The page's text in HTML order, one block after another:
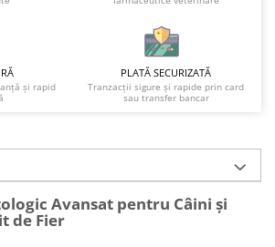
și rapid
PLATĂ SECURIZATĂ
Tranzacții sigure și rapide prin card
sau transfer bancar
Avansat pentru Câini și
de Fier